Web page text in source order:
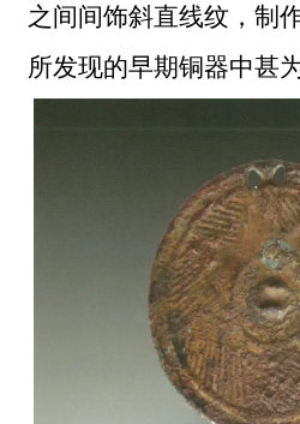
之间间饰斜直线纹，制
所发现的早期铜器中甚